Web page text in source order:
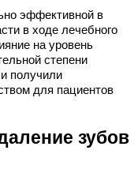
эффективной в
в ходе лечебного
на уровень
степени
получили
для пациентов
зубов